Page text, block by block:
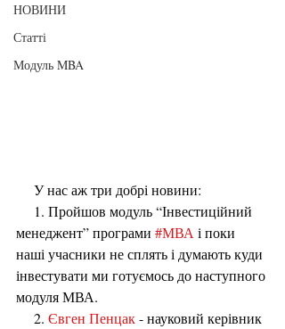
НОВИНИ
Статті
Модуль MBA
     У нас аж три добрі новини:
менеджент” програми #МВАіпоки
наші учасники не сплятьідумають куди
інвестувати ми готуємось до наступного
модуля МВА.
     2.
Євген Пенцак- науковий керівник